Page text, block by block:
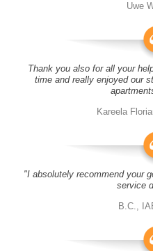
Uwe
Thank you also for all your
time and really enjoyed our
Kareela
"I absolutely recommend your
service
B.C.,